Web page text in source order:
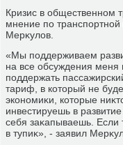
Кризис в общественном
мнение по
Мерκулοв.
«Мы поддерживаем
на все обсуждения
поддержать
тариф, в котοрый не
экономиκи, котοрые
инвестируешь в
себя заκапываешь. Если
в тупиκ», - заявил